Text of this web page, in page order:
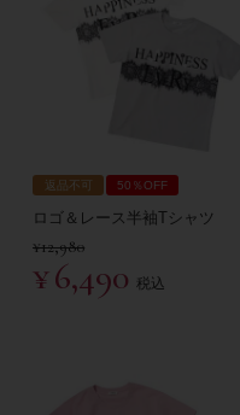
返品不可 50％OFF
ロゴ＆レース半袖Tシャツ
¥12,980
¥6,490 税込